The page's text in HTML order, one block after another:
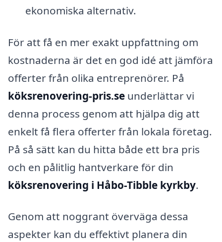
ekonomiska alternativ.
För att få en mer exakt uppfattning om
kostnaderna är det en god idé att jämföra
offerter från olika entreprenörer. På
köksrenovering-pris.se underlättar vi
denna process genom att hjälpa dig att
enkelt få flera offerter från lokala företag.
På så sätt kan du hitta både ett bra pris
och en pålitlig hantverkare för din
köksrenovering i Håbo-Tibble kyrkby.
Genom att noggrant överväga dessa
aspekter kan du effektivt planera din